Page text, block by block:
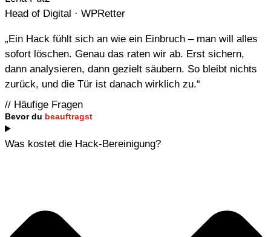
Head of Digital · WPRetter
„Ein Hack fühlt sich an wie ein Einbruch – man will alles
sofort löschen. Genau das raten wir ab. Erst sichern,
dann analysieren, dann gezielt säubern. So bleibt nichts
zurück, und die Tür ist danach wirklich zu.“
// Häufige Fragen
Bevor du beauftragst
Was kostet die Hack-Bereinigung?